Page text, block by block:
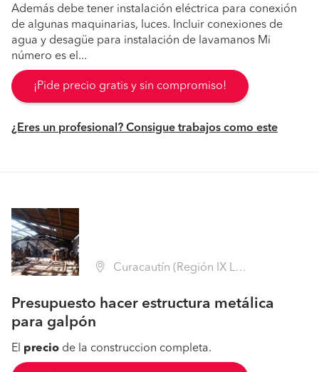
Además debe tener instalación eléctrica para conexión
de algunas maquinarias, luces. Incluir conexiones de
agua y desagüe para instalación de lavamanos Mi
número es el...
¡Pide precio gratis y sin compromiso!
¿Eres un profesional? Consigue trabajos como este
Curacautín (Región IX La Araucanía - Malleco)
Presupuesto hacer estructura metálica
para galpón
El precio de la construccion completa.